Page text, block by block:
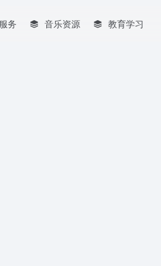
务 音乐资源 教育学习